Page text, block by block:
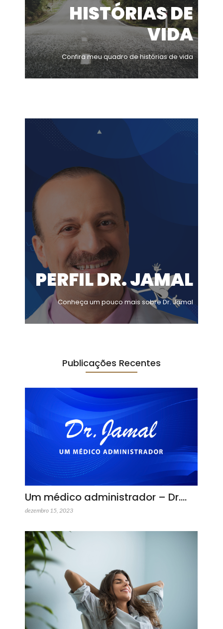
HISTÓRIAS DE
VIDA
Confira meu quadro de histórias de vida
PERFIL DR. JAMAL
Conheça um pouco mais sobre Dr. Jamal
Publicações Recentes
Um médico administrador – Dr.…
dezembro 15, 2023